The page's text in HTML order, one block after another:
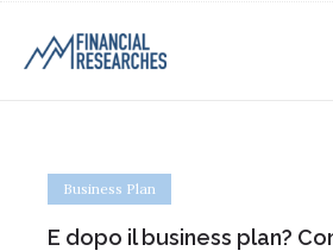
Business Plan
E dopo il business plan?